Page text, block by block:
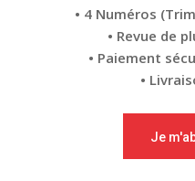
• 4 Numéros
• Revue de
• Paiement
•
Je